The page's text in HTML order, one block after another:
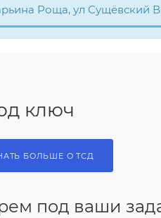
Роща, ул Сущёвский
ключ
БОЛЬШЕ О ТСД
под ваши